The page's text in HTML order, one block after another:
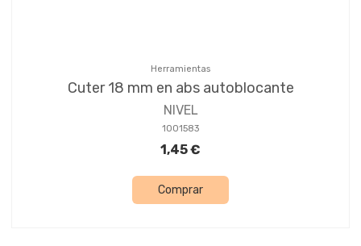
Herramientas
Cuter 18 mm en abs autoblocante
NIVEL
1001583
1,45 €
Comprar